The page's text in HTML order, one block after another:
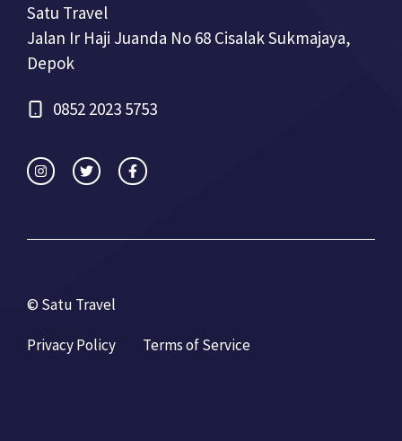
Satu Travel
Jalan Ir Haji Juanda No 68 Cisalak Sukmajaya,
Depok
0852 2023 5753
© Satu Travel
Privacy Policy Terms of Service